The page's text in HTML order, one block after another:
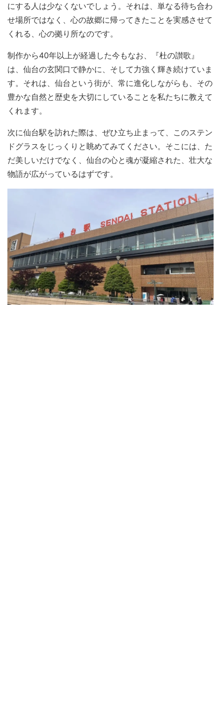
にする人は少なくないでしょう。それは、単なる待ち合わ
せ場所ではなく、心の故郷に帰ってきたことを実感させて
くれる、心の拠り所なのです。
制作から40年以上が経過した今もなお、『杜の讃歌』
は、仙台の玄関口で静かに、そして力強く輝き続けていま
す。それは、仙台という街が、常に進化しながらも、その
豊かな自然と歴史を大切にしていることを私たちに教えて
くれます。
次に仙台駅を訪れた際は、ぜひ立ち止まって、このステン
ドグラスをじっくりと眺めてみてください。そこには、た
だ美しいだけでなく、仙台の心と魂が凝縮された、壮大な
物語が広がっているはずです。